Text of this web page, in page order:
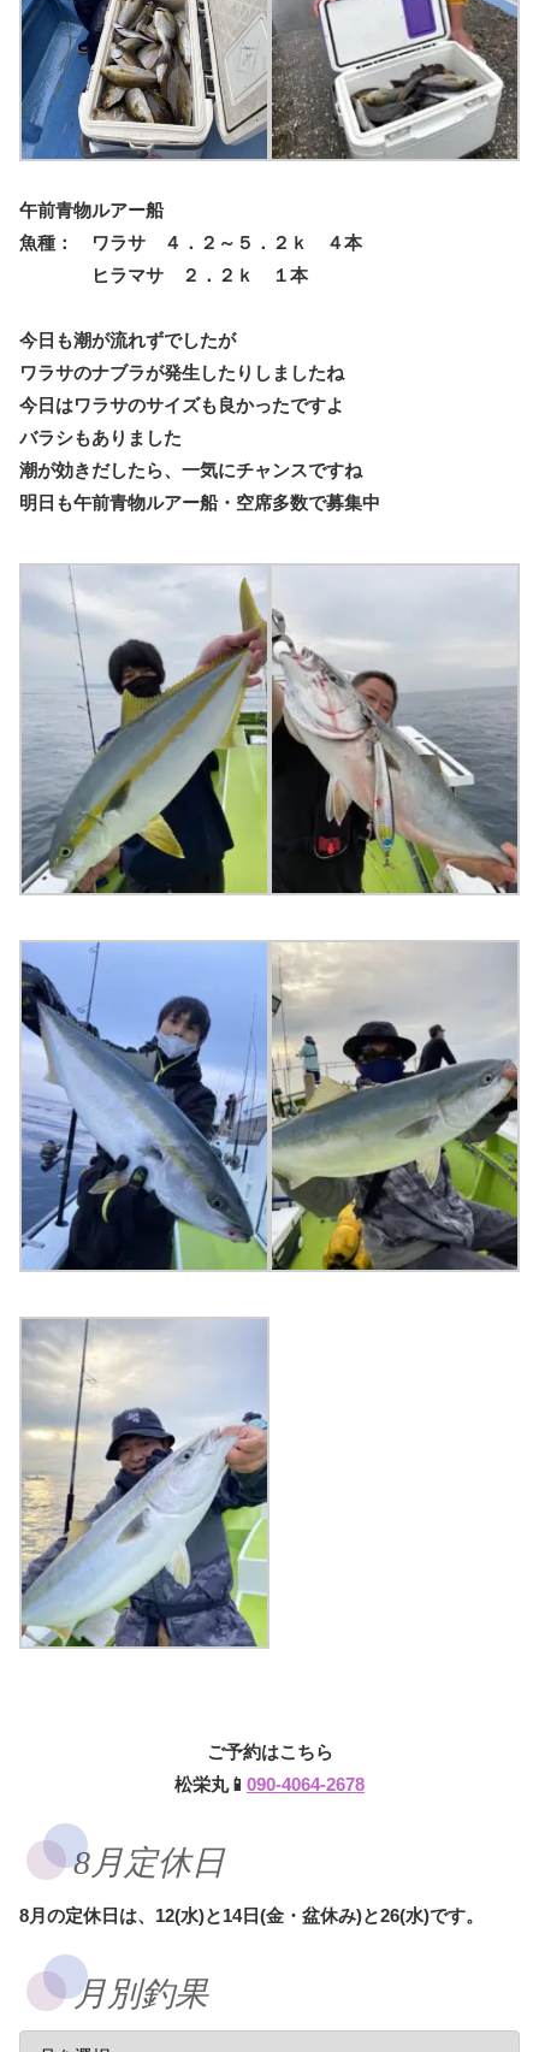
午前青物ルアー船
魚種： ワラサ ４．２～５．２ｋ ４本
ヒラマサ ２．２ｋ １本
今日も潮が流れずでしたが
ワラサのナブラが発生したりしましたね
今日はワラサのサイズも良かったですよ
バラシもありました
潮が効きだしたら、一気にチャンスですね
明日も午前青物ルアー船・空席多数で募集中
ご予約はこちら
松栄丸📱 090-4064-2678
8月定休日
8月の定休日は、12(水)と14日(金・盆休み)と26(水)です。
月別釣果